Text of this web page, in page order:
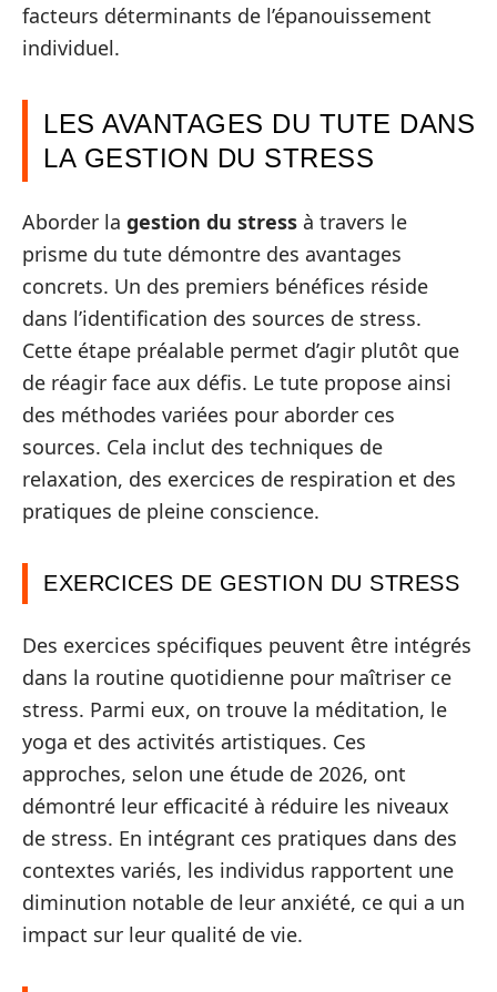
facteurs déterminants de l’épanouissement
individuel.
LES AVANTAGES DU TUTE DANS
LA GESTION DU STRESS
Aborder la gestion du stress à travers le
prisme du tute démontre des avantages
concrets. Un des premiers bénéfices réside
dans l’identification des sources de stress.
Cette étape préalable permet d’agir plutôt que
de réagir face aux défis. Le tute propose ainsi
des méthodes variées pour aborder ces
sources. Cela inclut des techniques de
relaxation, des exercices de respiration et des
pratiques de pleine conscience.
EXERCICES DE GESTION DU STRESS
Des exercices spécifiques peuvent être intégrés
dans la routine quotidienne pour maîtriser ce
stress. Parmi eux, on trouve la méditation, le
yoga et des activités artistiques. Ces
approches, selon une étude de 2026, ont
démontré leur efficacité à réduire les niveaux
de stress. En intégrant ces pratiques dans des
contextes variés, les individus rapportent une
diminution notable de leur anxiété, ce qui a un
impact sur leur qualité de vie.